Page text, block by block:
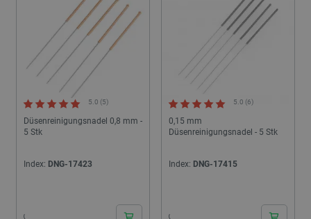
Düsenreinigungsnadel 0,8 mm -
5 Stk
5.0 (5)
Index: DNG-17423
0,15 mm
Düsenreinigungsnadel - 5 Stk
5.0 (6)
Index: DNG-17415